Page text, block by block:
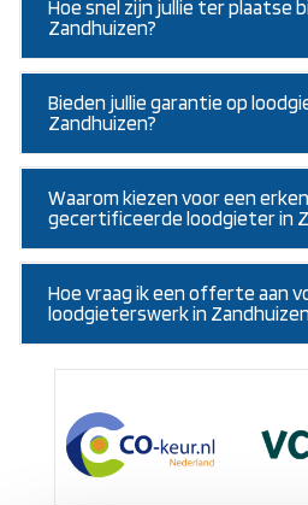
Hoe snel zijn jullie ter plaatse
Zandhuizen?
Bieden jullie garantie op
Zandhuizen?
Waarom kiezen voor een
gecertificeerde loodgieter in
Hoe vraag ik een offerte aan
loodgieterswerk in